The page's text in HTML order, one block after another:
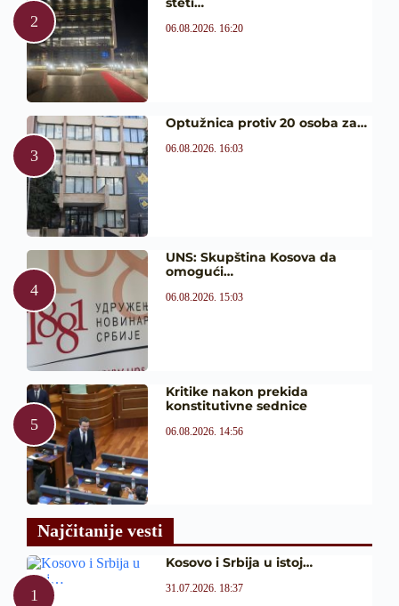
06.08.2026. 16:20
Optužnica protiv 20 osoba za…
06.08.2026. 16:03
UNS: Skupština Kosova da
omogući…
06.08.2026. 15:03
Kritike nakon prekida
konstitutivne sednice
06.08.2026. 14:56
Najčitanije vesti
Kosovo i Srbija u istoj…
31.07.2026. 18:37